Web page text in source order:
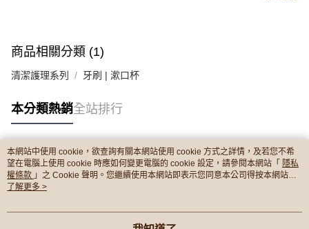
商品相關分類 (1)
清潔護理系列 牙刷 | 漱口杯
本分類熱銷全站排行
熱門標籤
本網站中使用 cookie，欲查詢有關本網站使用 cookie 方式之詳情，及若您不希
望在電腦上使用 cookie 時應如何變更電腦的 cookie 設定，請參閱本網站「 隱私
權條款 」之 Cookie 聲明。您繼續使用本網站即表示您同意本公司得按本網站使
用條款之 Cookie 聲明使用 cookie。
了解更多 >